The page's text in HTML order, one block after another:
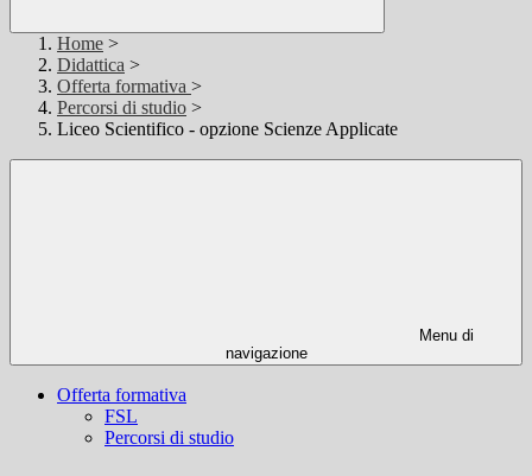
Home >
Didattica >
Offerta formativa >
Percorsi di studio >
Liceo Scientifico - opzione Scienze Applicate
Menu di
navigazione
Offerta formativa
FSL
Percorsi di studio